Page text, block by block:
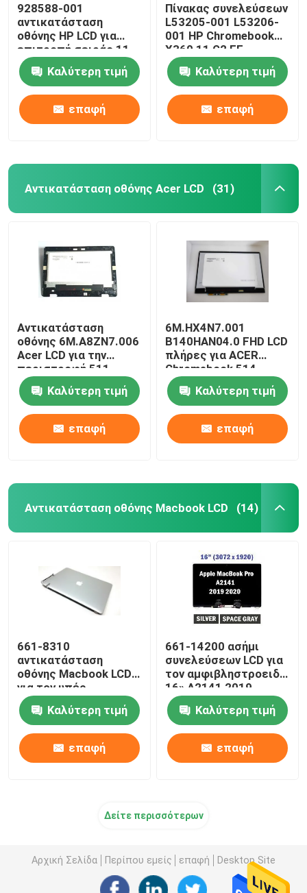
928588-001
αντικατάσταση
οθόνης HP LCD για
επιτροπή σειράς 11-
AE G1 EE 11,6 τη» LCD
Chromebook X360
Καλύτερη τιμή
επαφή
Πίνακας συνελεύσεων
L53205-001 L53206-
001 HP Chromebook
X360 11 G2 EE
NV116WHM-T10 LCD
W/Frame HP LCD
Καλύτερη τιμή
επαφή
Αντικατάσταση οθόνης Acer LCD (31)
Αντικατάσταση
οθόνης 6M.A8ZN7.006
Acer LCD για την
περιστροφή 511
R753T Chromebook
11,6 ίντσαΚαλύτερη τιμή
επαφή
6M.HX4N7.001
B140HAN04.0 FHD LCD
πλήρες για ACER
Chromebook 514
cp514-1h-r4hq-ΗΠΑ
Καλύτερη τιμή
επαφή
Αντικατάσταση οθόνης Macbook LCD (14)
661-8310
αντικατάσταση
οθόνης Macbook LCD
για τον υπέρ
αμφιβληστροειδή 15»
A1398 αργά 2013-
2014 της Apple
Καλύτερη τιμή
επαφή
661-14200 ασήμι
συνελεύσεων LCD για
τον αμφιβληστροειδή
16» A2141 2019
EMC3347 του
MacBook Pro
Καλύτερη τιμή
επαφή
Δείτε περισσότερων
Αρχική Σελίδα Περίπου εμείς επαφή Desktop Site